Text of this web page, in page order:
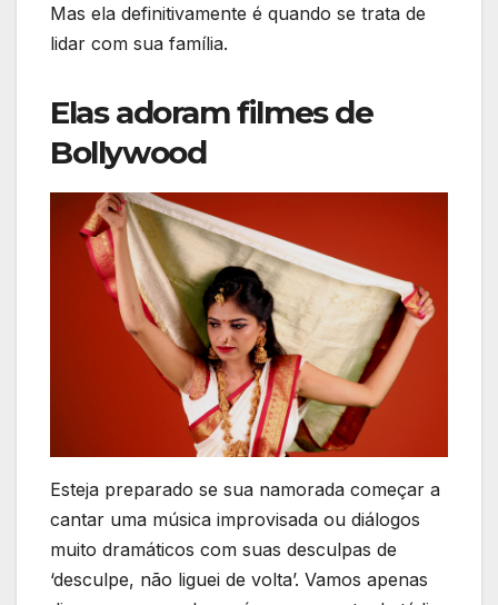
Mas ela definitivamente é quando se trata de
lidar com sua família.
Elas adoram filmes de
Bollywood
Esteja preparado se sua namorada começar a
cantar uma música improvisada ou diálogos
muito dramáticos com suas desculpas de
‘desculpe, não liguei de volta’. Vamos apenas